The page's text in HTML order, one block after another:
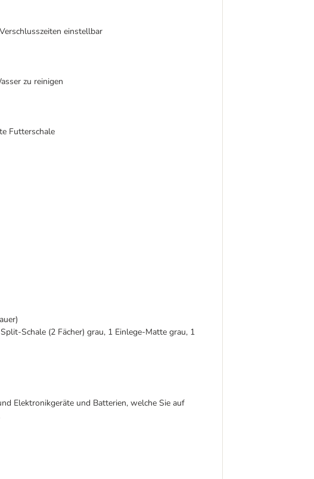
einstellbar
zu reinigen
Futterschale
Schale (2 Fächer) grau, 1 Einlege-Matte grau, 1
Elektronikgeräte und Batterien, welche Sie auf